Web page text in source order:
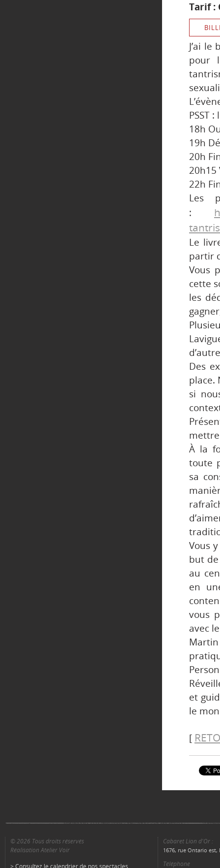
Tarif :
J’ai
pour
PSST
18h
19h
20h
20h15
22h
Les
:
Le
partir
Vous
cette
les
Des
place.
si
À la
toute
sa
Vous
but
au
en
vous
avec
et
le
[
© 2026 Tous droits réservés
Réalisation Atelier Voir
> Consultez le calendrier de nos spectacles
Cabaret Lion d'Or :
1676, rue Ontario est,
Téléphone